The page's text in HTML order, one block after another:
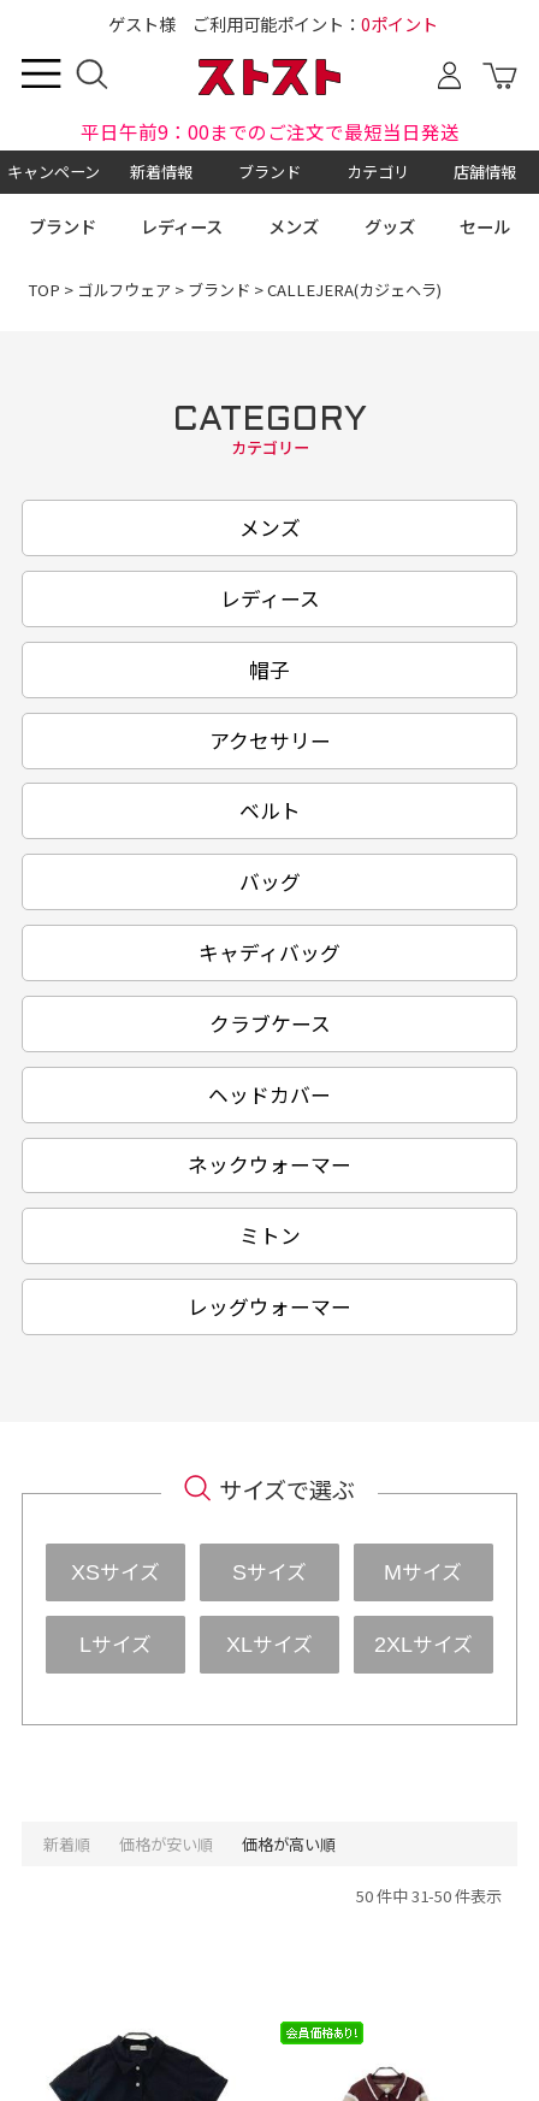
ゲスト様 ご利用可能ポイント： 0ポイント
平日午前9：00までのご注文で最短当日発送
キャンペーン 新着情報 ブランド カテゴリ 店舗情報
ブランド レディース メンズ グッズ セール
TOP > ゴルフウェア > ブランド > CALLEJERA(カジェヘラ)
CATEGORY
カテゴリー
メンズ
レディース
帽子
アクセサリー
ベルト
バッグ
キャディバッグ
クラブケース
ヘッドカバー
ネックウォーマー
ミトン
レッグウォーマー
サイズで選ぶ
XSサイズ Sサイズ Mサイズ
Lサイズ XLサイズ 2XLサイズ
新着順 価格が安い順 価格が高い順
50 件中 31-50 件表示